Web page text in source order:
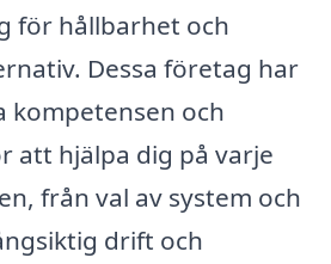
för hållbarhet och
Dessa företag har
kompetensen och
att hjälpa dig på varje
från val av system och
drift och